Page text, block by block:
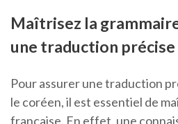
Maîtrisez la
une traduction précise
Pour assurer une traduction
le coréen, il est essentiel de
française. En effet, une